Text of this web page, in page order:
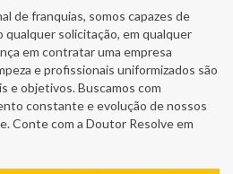
de franquias, somos capazes de
qualquer solicitação, em qualquer
em contratar uma empresa
e profissionais uniformizados são
e objetivos. Buscamos com
constante e evolução de nossos
Conte com a Doutor Resolve em